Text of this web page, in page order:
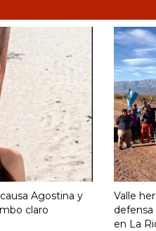
Agostina y
claro
Valle
en La